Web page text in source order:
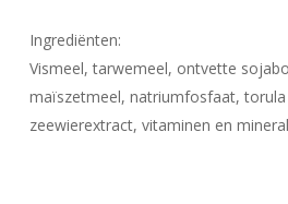
Ingrediënten:
Vismeel, tarwemeel, ontvette
maïszetmeel, natriumfosfaat,
zeewierextract, vitaminen en